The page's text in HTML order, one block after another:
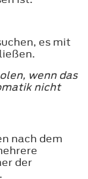
es mit
wenn das
nicht
nach dem
der